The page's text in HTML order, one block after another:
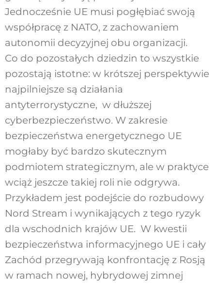
Jednocześnie UE musi pogłębiać swoją
współpracę z NATO, z zachowaniem
autonomii decyzyjnej obu organizacji.
Co do pozostałych dziedzin to wszystkie
pozostają istotne: w krótszej perspektywie
najpilniejsze są działania
antyterrorystyczne, w dłuższej
cyberbezpieczeństwo. W zakresie
bezpieczeństwa energetycznego UE
mogłaby być bardzo skutecznym
podmiotem strategicznym, ale w praktyce
wciąż jeszcze takiej roli nie odgrywa.
Przykładem jest podejście do rozbudowy
Nord Stream i wynikających z tego ryzyk
dla wschodnich krajów UE. W kwestii
bezpieczeństwa informacyjnego UE i cały
Zachód przegrywają konfrontację z Rosją
w ramach nowej, hybrydowej zimnej